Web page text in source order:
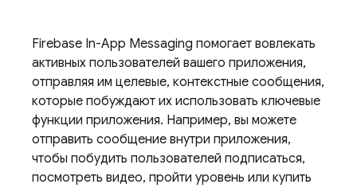
Firebase In-App Messaging помогает вовлекать
активных пользователей вашего приложения,
отправляя им целевые, контекстные сообщения,
которые побуждают их использовать ключевые
функции приложения. Например, вы можете
отправить сообщение внутри приложения,
чтобы побудить пользователей подписаться,
посмотреть видео, пройти уровень или купить